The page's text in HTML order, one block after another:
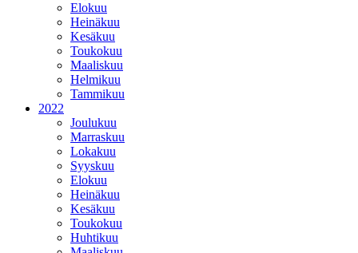
Elokuu
Heinäkuu
Kesäkuu
Toukokuu
Maaliskuu
Helmikuu
Tammikuu
2022
Joulukuu
Marraskuu
Lokakuu
Syyskuu
Elokuu
Heinäkuu
Kesäkuu
Toukokuu
Huhtikuu